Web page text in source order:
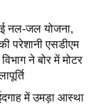
नल-जल योजना,
परेशानी एसडीएम
ने बोर में मोटर
में उमड़ा आस्था